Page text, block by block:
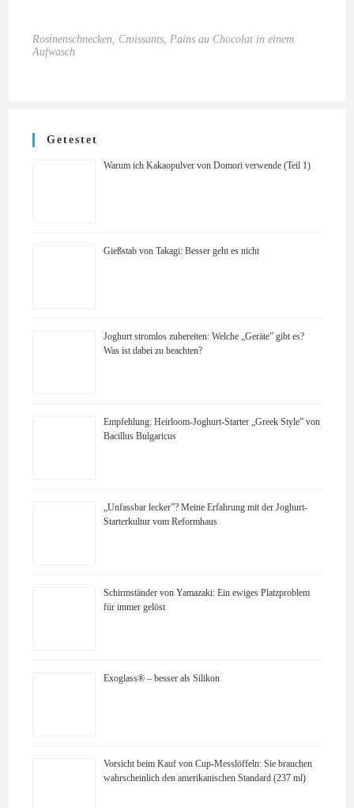
Rosinenschnecken, Croissants, Pains au Chocolat in einem
Aufwasch
Getestet
Warum ich Kakaopulver von Domori verwende (Teil 1)
Gießstab von Takagi: Besser geht es nicht
Joghurt stromlos zubereiten: Welche „Geräte” gibt es?
Was ist dabei zu beachten?
Empfehlung: Heirloom-Joghurt-Starter „Greek Style” von
Bacillus Bulgaricus
„Unfassbar lecker”? Meine Erfahrung mit der Joghurt-
Starterkultur vom Reformhaus
Schirmständer von Yamazaki: Ein ewiges Platzproblem
für immer gelöst
Exoglass® – besser als Silikon
Vorsicht beim Kauf von Cup-Messlöffeln: Sie brauchen
wahrscheinlich den amerikanischen Standard (237 ml)